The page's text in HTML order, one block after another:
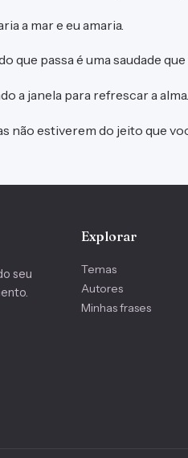
a mar e eu amaria.
que passa é uma saudade que
a janela para refrescar a alma.
não estiverem do jeito que
seu
Explorar
Temas
Autores
Minhas frases